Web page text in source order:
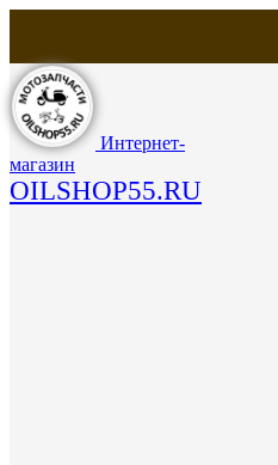
Интернет-
магазин
OILSHOP55.RU